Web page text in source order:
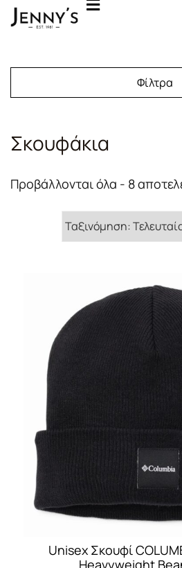
Φίλτρα
Σκουφάκια
Προβάλλονται όλα - 8
Unisex Σκουφί
Heavyweight